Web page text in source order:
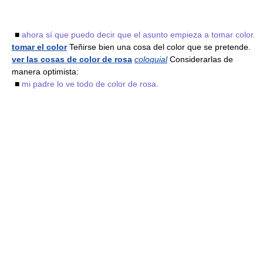
■ ahora sí que puedo decir que el asunto empieza a tomar color.
tomar el colorTeñirse bien una cosa del color que se pretende.
ver las cosas de color de rosa coloquialConsiderarlas de
manera optimista:
■ mi padre lo ve todo de color de rosa.